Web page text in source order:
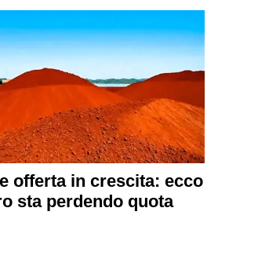
offerta in crescita: ecco
sta perdendo quota